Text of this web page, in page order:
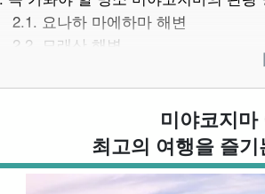
2.1. 요나하 마에하마 해변
2.2. 모래산 해변
2.4.호라센 비치(호박홀)
니시헤이안나미사키
미야코지마에서 즐기는 추천 액티비티
3.1.SUP
미야코지
최고의 여행을 즐